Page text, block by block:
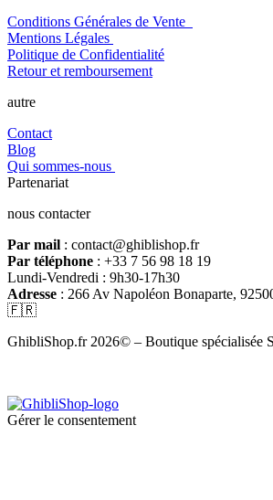
Conditions Générales de Vente
Mentions Légales
Politique de Confidentialité
Retour et remboursement
autre
Contact
Blog
Qui sommes-nous
Partenariat
nous contacter
Par mail : contact@ghiblishop.fr
Par téléphone : +33 7 56 98 18 19
Lundi-Vendredi : 9h30-17h30
Adresse : 266 Av Napoléon Bonaparte,
🇫🇷
GhibliShop.fr 2026© – Boutique spécialisée
Gérer le consentement